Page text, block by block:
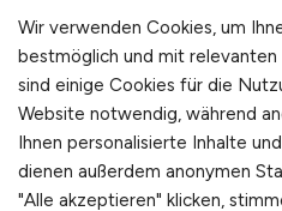
Verwaltung des
Du pflegst
Warenbewegungen.
Auswertungen und
Bestandsgenauigkeit.
Einkauf und
Wir verwenden Cookies, um
bestmöglich und mit relevanten
sind einige Cookies für die
Website notwendig, während
Ihnen personalisierte Inhalte
dienen außerdem anonymen
"Alle akzeptieren" klicken,